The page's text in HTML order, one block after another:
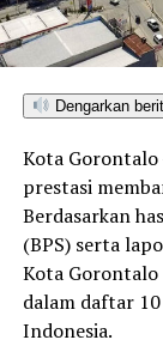
DON'T MISS
Bupati
Tirta Moolango
Dengarkan
Kota
prestasi
Berdasarkan
(BPS) serta
Kota Gorontalo
dalam daftar
Indonesia.